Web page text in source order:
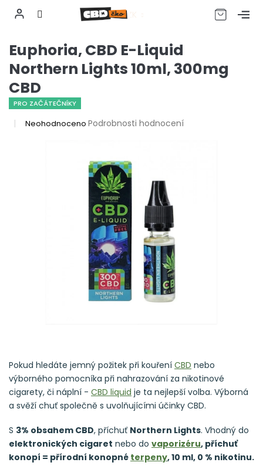
obsah
CZK
Euphoria, CBD E-Liquid
Northern Lights 10ml, 300mg
CBD
PRO ZAČÁTEČNÍKY
Průměrné
Neohodnoceno Podrobnosti hodnocení
Pokud hledáte jemný požitek při kouření CBD nebo
výborného pomocníka při nahrazování za nikotinové
cigarety, či náplní - CBD liquid je ta nejlepší volba. Výborná
a svěží chuť společně s uvolňujícími účinky CBD.
S 3% obsahem CBD, příchuť Northern Lights. Vhodný do
elektronických cigaret nebo do vaporizéru, příchuť
konopí = přírodní konopné terpeny, 10 ml, 0 % nikotinu.